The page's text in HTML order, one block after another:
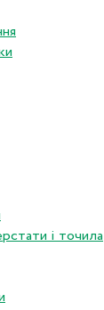
і точила